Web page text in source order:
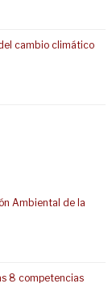
cambio climático
Ambiental de la
8 competencias